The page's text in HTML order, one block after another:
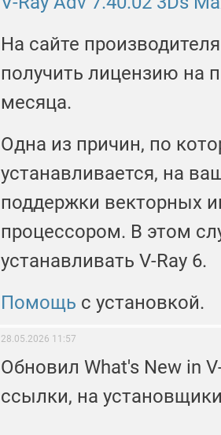
На сайте
получить лицензию на
месяца.
Одна из причин, по
устанавливается, на
поддержки векторных
процессором. В этом
устанавливать V-Ray 6.
Помощь с установкой.
28.05.2026 11:57
Обновил What's New in
ссылки, на